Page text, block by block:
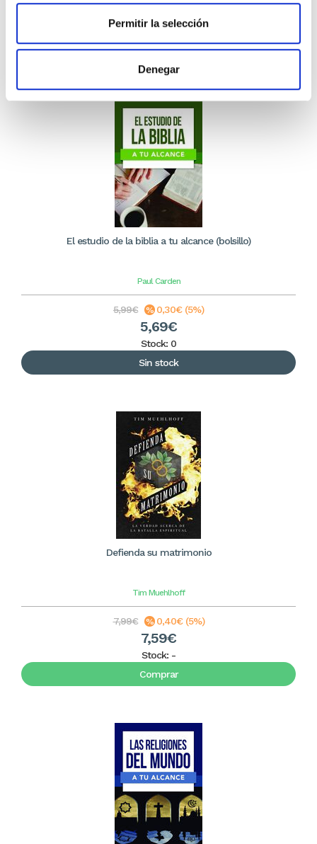
Permitir la selección
Denegar
5,69€
Comprar
El estudio de la biblia a tu alcance (bolsillo)
Paul Carden
5,99€ 0,30€ (5%)
5,69€
Stock: 0
Sin stock
Defienda su matrimonio
Tim Muehlhoff
7,99€ 0,40€ (5%)
7,59€
Stock: -
Comprar